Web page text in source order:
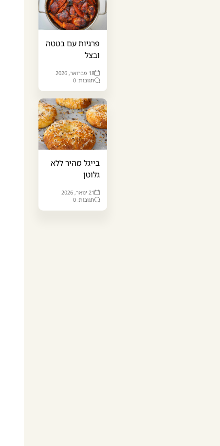
פרגיות עם בטטה
ובצל
18 פברואר, 2026
תגובות: 0
בייגל מהיר ללא
גלוטן
21 ינואר, 2026
תגובות: 0